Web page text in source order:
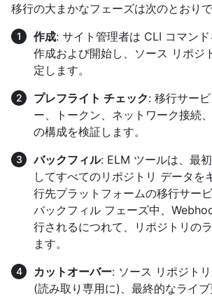
移行の大まかなフェーズは次のとおりで
作成: サイト管理者は CLI コマン
作成および開始し、ソース リポジ
定します。
プレフライト チェック: 移行サー
ー、トークン、ネットワーク接続
の構成を検証します。
バックフィル: ELM ツールは、最
してすべてのリポジトリ データを
行先プラットフォームの移行サー
バックフィル フェーズ中、
行されるにつれて、リポジトリの
ます。
カットオーバー: ソース リポジト
(読み取り専用に)、最終的なライ